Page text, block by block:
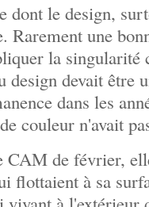
dont le design,
Rarement une
la
design devait être
dans les
couleur n'avait
CAM de février,
flottaient à sa